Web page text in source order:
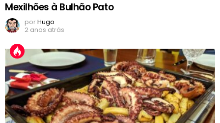
Mexilhões à Bulhão Pato
porHugo
2 anos atrás